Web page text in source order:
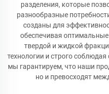
разделения, которые
разнообразные
созданы для
обеспечивая
твердой и жидкой
технологии и строго
мы гарантируем, что наши
но и превосходят